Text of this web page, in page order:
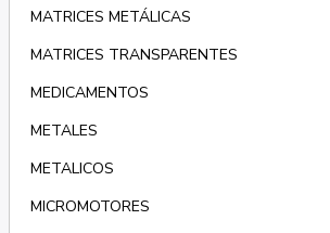
MATRICES METÁLICAS
MATRICES TRANSPARENTES
MEDICAMENTOS
METALES
METALICOS
MICROMOTORES